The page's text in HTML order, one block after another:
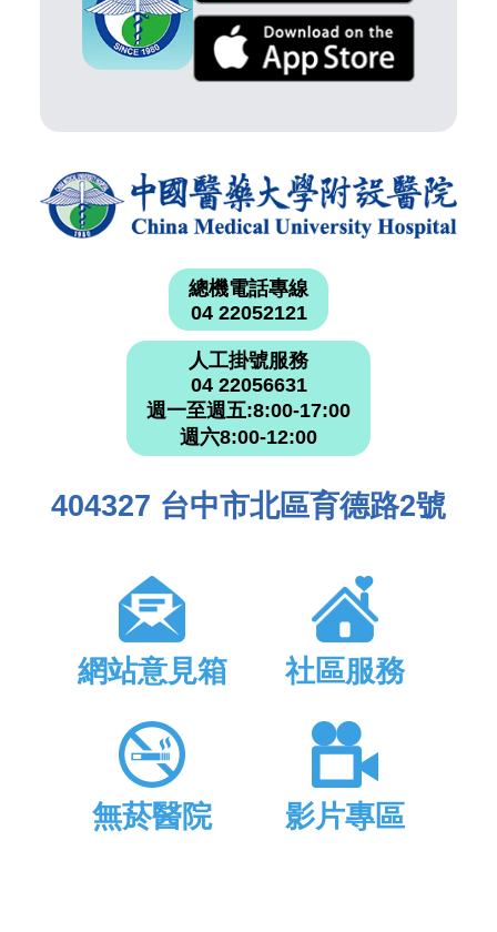
總機電話專線
04 22052121
人工掛號服務
04 22056631
週一至週五:8:00-17:00
週六8:00-12:00
404327 台中市北區育德路2號
網站意見箱 社區服務
無菸醫院 影片專區